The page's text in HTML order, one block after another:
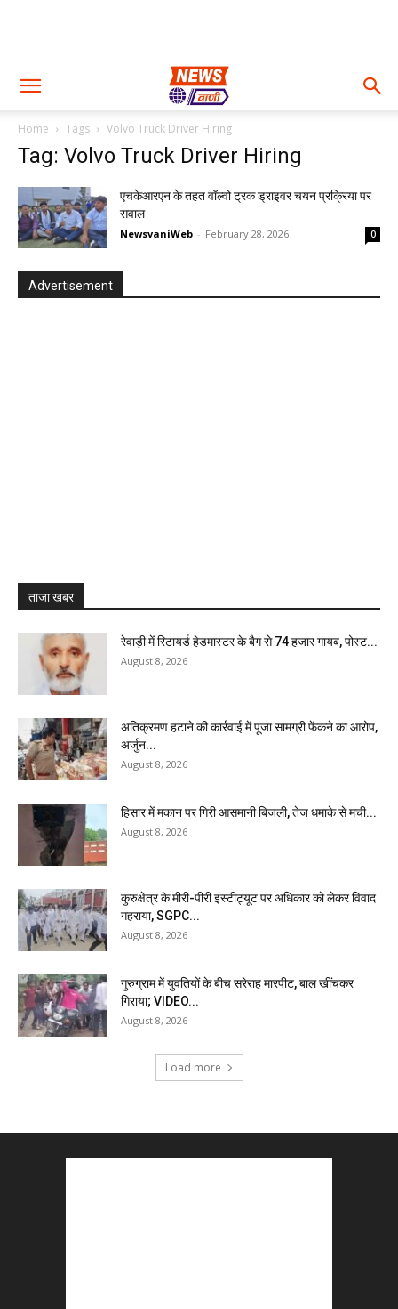
Home Tags Volvo Truck Driver Hiring
Tag: Volvo Truck Driver Hiring
एचकेआरएन के तहत वॉल्वो ट्रक ड्राइवर चयन प्रक्रिया पर
सवाल
NewsvaniWeb - February 28, 2026 0
Advertisement
ताजा खबर
रेवाड़ी में रिटायर्ड हेडमास्टर के बैग से ₹74 हजार गायब, पोस्ट...
August 8, 2026
अतिक्रमण हटाने की कार्रवाई में पूजा सामग्री फेंकने का आरोप,
अर्जुन...
August 8, 2026
हिसार में मकान पर गिरी आसमानी बिजली, तेज धमाके से मची...
August 8, 2026
कुरुक्षेत्र के मीरी-पीरी इंस्टीट्यूट पर अधिकार को लेकर विवाद
गहराया, SGPC...
August 8, 2026
गुरुग्राम में युवतियों के बीच सरेराह मारपीट, बाल खींचकर
गिराया; VIDEO...
August 8, 2026
Load more